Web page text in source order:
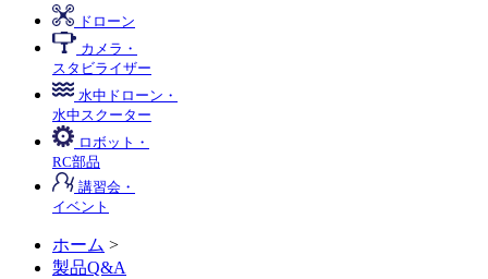
ドローン
カメラ・
スタビライザー
水中ドローン・
水中スクーター
ロボット・
RC部品
講習会・
イベント
ホーム >
製品Q&A